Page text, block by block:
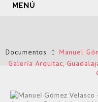
MENÚ
Documentos
Manuel
Galería Arquitac,